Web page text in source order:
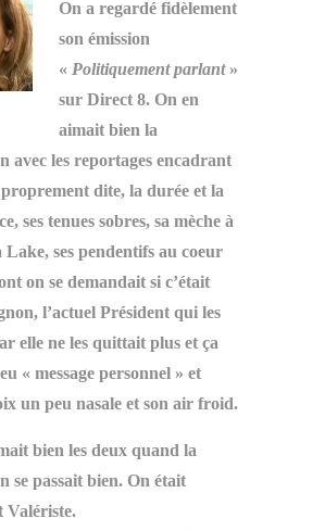
On a regardé fidèlement
son émission
« Politiquement parlant»
sur Direct 8. On en
aimait bien la
avec les reportages encadrant
dite, la durée et la
ses tenues sobres, sa mèche à
Lake, ses pendentifs au coeur
on se demandait si c’était
l’actuel Président qui les
elle ne les quittait plus et ça
« message personnel » et
un peu nasale et son air froid.
bien les deux quand la
se passait bien. On était
Valériste.